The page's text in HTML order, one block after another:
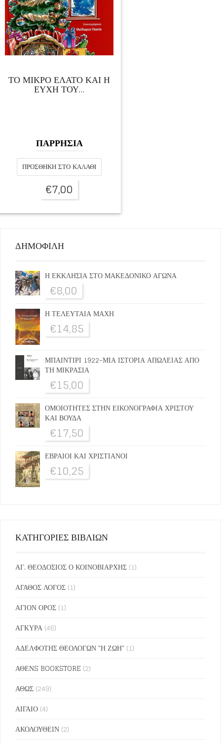
ΤΟ ΜΙΚΡΟ ΕΛΑΤΟ ΚΑΙ Η
ΕΥΧΗ ΤΟΥ…
ΠΑΡΡΗΣΙΑ
ΠΡΟΣΘΉΚΗ ΣΤΟ ΚΑΛΆΘΙ
€7,00
ΔΗΜΟΦΙΛΗ
Η ΕΚΚΛΗΣΙΑ ΣΤΟ ΜΑΚΕΔΟΝΙΚΟ ΑΓΩΝΑ
€8,00
Η ΤΕΛΕΥΤΑΙΑ ΜΑΧΗ
€14,85
ΜΠΑΙΝΤΙΡΙ 1922-ΜΙΑ ΙΣΤΟΡΙΑ ΑΠΩΛΕΙΑΣ ΑΠΟ
ΤΗ ΜΙΚΡΑΣΙΑ
€15,00
ΟΜΟΙΟΤΗΤΕΣ ΣΤΗΝ ΕΙΚΟΝΟΓΡΑΦΙΑ ΧΡΙΣΤΟΥ
ΚΑΙ ΒΟΥΔΑ
€17,50
ΕΒΡΑΙΟΙ ΚΑΙ ΧΡΙΣΤΙΑΝΟΙ
€10,25
ΚΑΤΗΓΟΡΙΕΣ ΒΙΒΛΙΩΝ
ΑΓ. ΘΕΟΔΟΣΙΟΣ Ο ΚΟΙΝΟΒΙΑΡΧΗΣ (1)
ΑΓΑΘΟΣ ΛΟΓΟΣ (1)
ΑΓΙΟΝ ΟΡΟΣ (1)
ΑΓΚΥΡΑ (46)
ΑΔΕΛΦΟΤΗΣ ΘΕΟΛΟΓΩΝ "Η ΖΩΗ" (1)
ΑΘΕΝS BOOKSTORE (2)
ΑΘΩΣ (249)
ΑΙΓΑΙΟ (4)
ΑΚΟΛΟΥΘΕΙΝ (2)